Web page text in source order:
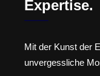
Expertise.
Mit der Kunst der
unvergessliche